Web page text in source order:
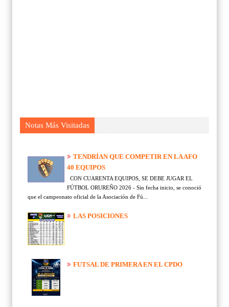
Notas Más Visitadas
TENDRÍAN QUE COMPETIR EN LA AFO
40 EQUIPOS
CON CUARENTA EQUIPOS, SE DEBE JUGAR EL
FÚTBOL ORUREÑO 2026 - Sin fecha inicio, se conoció
que el campeonato oficial de la Asociación de Fú...
LAS POSICIONES
FUTSAL DE PRIMERA EN EL CPDO